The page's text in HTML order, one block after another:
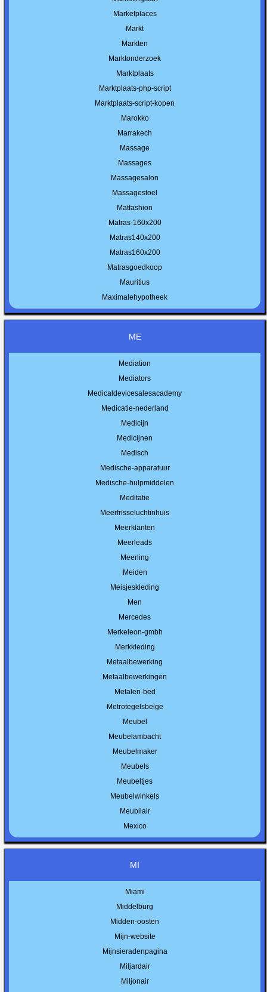
Marketplaces
Markt
Markten
Marktonderzoek
Marktplaats
Marktplaats-php-script
Marktplaats-script-kopen
Marokko
Marrakech
Massage
Massages
Massagesalon
Massagestoel
Matfashion
Matras-160x200
Matras140x200
Matras160x200
Matrasgoedkoop
Mauritius
Maximalehypotheek
ME
Mediation
Mediators
Medicaldevicesalesacademy
Medicatie-nederland
Medicijn
Medicijnen
Medisch
Medische-apparatuur
Medische-hulpmiddelen
Meditatie
Meerfrisseluchtinhuis
Meerklanten
Meerleads
Meerling
Meiden
Meisjeskleding
Men
Mercedes
Merkeleon-gmbh
Merkkleding
Metaalbewerking
Metaalbewerkingen
Metalen-bed
Metrotegelsbeige
Meubel
Meubelambacht
Meubelmaker
Meubels
Meubeltjes
Meubelwinkels
Meubilair
Mexico
MI
Miami
Middelburg
Midden-oosten
Mijn-website
Mijnsieradenpagina
Miljardair
Miljonair